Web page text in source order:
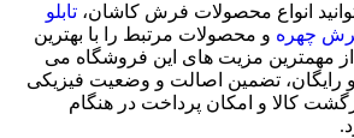
انواع محصولات فرش کاشان،تابلو
چهرهو محصولات مرتبط را با بهترین
مهمترین مزیت های این فروشگاه می
رایگان، تضمین اصالت و وضعیت فیزیکی
بازگشت کالا و امکان پرداخت در هنگام